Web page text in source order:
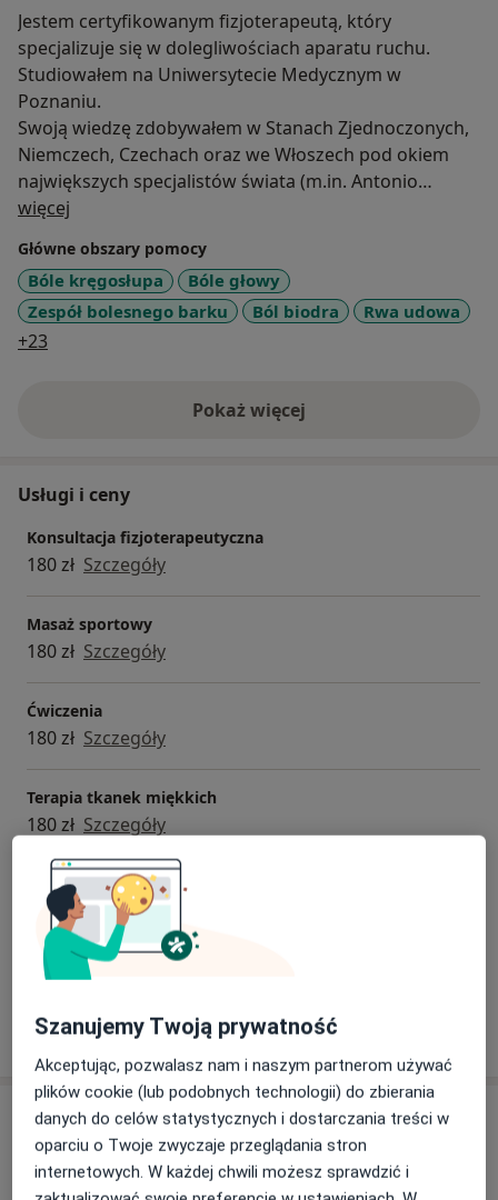
Jestem certyfikowanym fizjoterapeutą, który
specjalizuje się w dolegliwościach aparatu ruchu.
Studiowałem na Uniwersytecie Medycznym w
Poznaniu.
Swoją wiedzę zdobywałem w Stanach Zjednoczonych,
Niemczech, Czechach oraz we Włoszech pod okiem
największych specjalistów świata (m.in. Antonio
Stecco, Carla Stecco, Robert Schleip oraz Lorenzo
Copetti), uzyskując m.in. międzynarodowe certyfikaty
„Fascial Manipulation”.
Przeprowadziłem także badania naukowe na temat
skuteczności manipulacji powięzi w dolegliwościach
więcej
Główne obszary pomocy
Bóle kręgosłupa
Bóle głowy
Zespół bolesnego barku
Ból biodra Rwa udowa
+23
Pokaż więcejo doświadczeniu
Usługi i ceny
Konsultacja fizjoterapeutyczna
180 zł Szczegóły
Masaż sportowy
180 zł Szczegóły
Ćwiczenia
180 zł Szczegóły
Terapia tkanek miękkich
180 zł Szczegóły
Terapia stawów skroniowo-żuchwowych
180 zł Szczegóły
+ 21 usług
W jaki sposób ustalane są ceny?
Adresy (2)
Adres 1 Adres 2
Szanujemy Twoją prywatność
Akceptując, pozwalasz nam i naszym partnerom używać
plików cookie (lub podobnych technologii) do zbierania
danych do celów statystycznych i dostarczania treści w
oparciu o Twoje zwyczaje przeglądania stron
internetowych. W każdej chwili możesz sprawdzić i